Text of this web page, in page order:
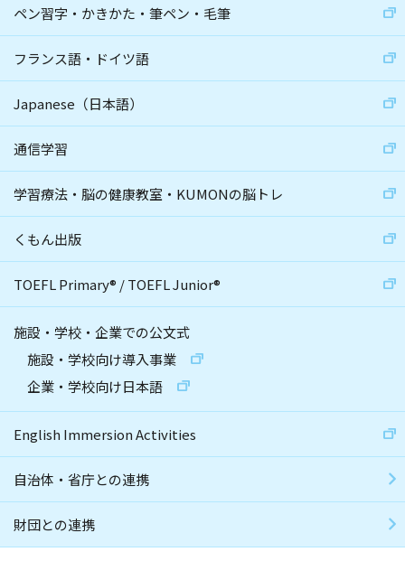
ペン習字・かきかた・筆ペン・毛筆
フランス語・ドイツ語
Japanese（日本語）
通信学習
学習療法・脳の健康教室・KUMONの脳トレ
くもん出版
TOEFL Primary® /TOEFL Junior®
施設・学校・企業での公文式
施設・学校向け導入事業
企業・学校向け日本語
English Immersion Activities
自治体・省庁との連携
財団との連携